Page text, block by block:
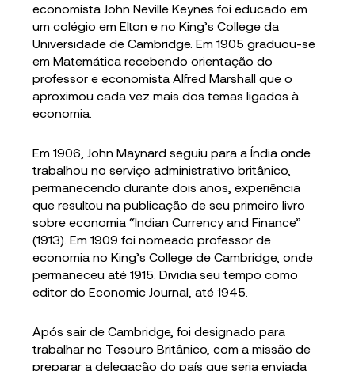
economista John Neville Keynes foi educado em
um colégio em Elton e no King’s College da
Universidade de Cambridge. Em 1905 graduou-se
em Matemática recebendo orientação do
professor e economista Alfred Marshall que o
aproximou cada vez mais dos temas ligados à
economia.
Em 1906, John Maynard seguiu para a Índia onde
trabalhou no serviço administrativo britânico,
permanecendo durante dois anos, experiência
que resultou na publicação de seu primeiro livro
sobre economia “Indian Currency and Finance”
(1913). Em 1909 foi nomeado professor de
economia no King’s College de Cambridge, onde
permaneceu até 1915. Dividia seu tempo como
editor do Economic Journal, até 1945.
Após sair de Cambridge, foi designado para
trabalhar no Tesouro Britânico, com a missão de
preparar a delegação do país que seria enviada